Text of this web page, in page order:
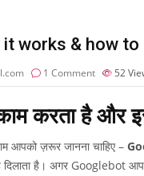
works & how
1 Comment 52
करता है और
आपको ज़रूर जानना चाहिए –
है। अगर Googlebot